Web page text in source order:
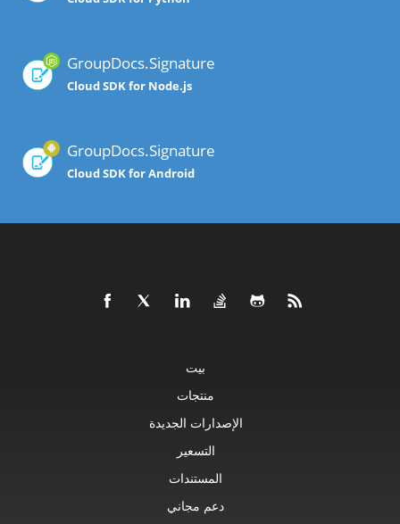
GroupDocs.Signature
Cloud SDK for Node.js
GroupDocs.Signature
Cloud SDK for Android
بيت
منتجات
الإصدارات الجديدة
التسعير
المستندات
دعم مجاني